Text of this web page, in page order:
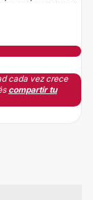
cada vez crece
compartir tu